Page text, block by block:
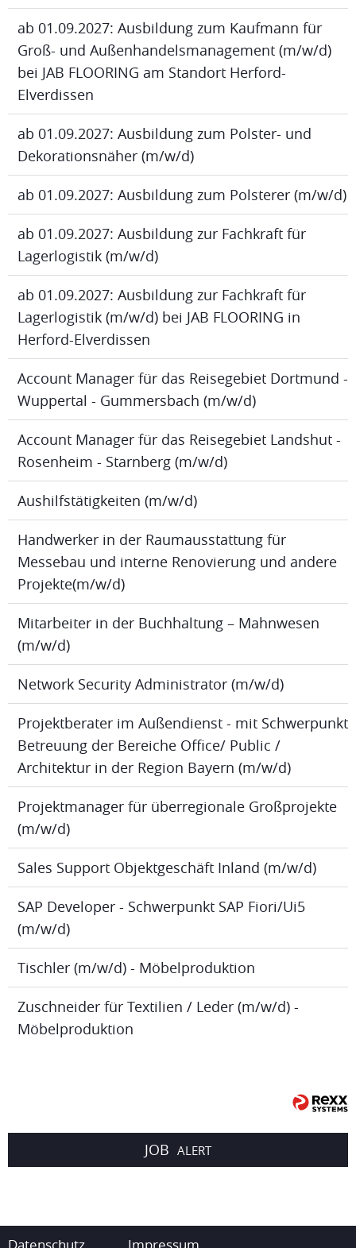
ab 01.09.2027: Ausbildung zum Kaufmann für
Groß- und Außenhandelsmanagement (m/w/d)
bei JAB FLOORING am Standort Herford-
Elverdissen
ab 01.09.2027: Ausbildung zum Polster- und
Dekorationsnäher (m/w/d)
ab 01.09.2027: Ausbildung zum Polsterer (m/w/d)
ab 01.09.2027: Ausbildung zur Fachkraft für
Lagerlogistik (m/w/d)
ab 01.09.2027: Ausbildung zur Fachkraft für
Lagerlogistik (m/w/d) bei JAB FLOORING in
Herford-Elverdissen
Account Manager für das Reisegebiet Dortmund -
Wuppertal - Gummersbach (m/w/d)
Account Manager für das Reisegebiet Landshut -
Rosenheim - Starnberg (m/w/d)
Aushilfstätigkeiten (m/w/d)
Handwerker in der Raumausstattung für
Messebau und interne Renovierung und andere
Projekte(m/w/d)
Mitarbeiter in der Buchhaltung – Mahnwesen
(m/w/d)
Network Security Administrator (m/w/d)
Projektberater im Außendienst - mit Schwerpunkt
Betreuung der Bereiche Office/ Public /
Architektur in der Region Bayern (m/w/d)
Projektmanager für überregionale Großprojekte
(m/w/d)
Sales Support Objektgeschäft Inland (m/w/d)
SAP Developer - Schwerpunkt SAP Fiori/Ui5
(m/w/d)
Tischler (m/w/d) - Möbelproduktion
Zuschneider für Textilien / Leder (m/w/d) -
Möbelproduktion
JOB ALERT